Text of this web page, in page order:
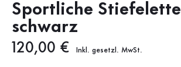
Sportliche Stiefelette
schwarz
Neuer Preis
120,00 € Inkl. gesetzl. MwSt.